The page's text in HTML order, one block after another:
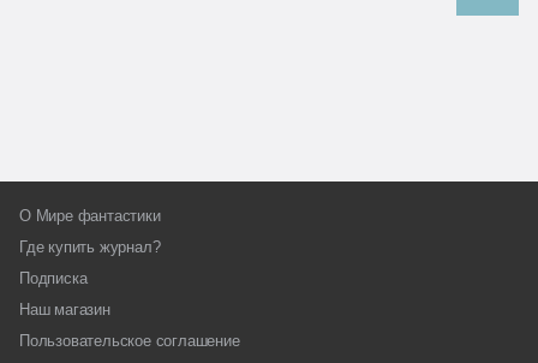
О Мире фантастики
Где купить журнал?
Подписка
Наш магазин
Пользовательское соглашение